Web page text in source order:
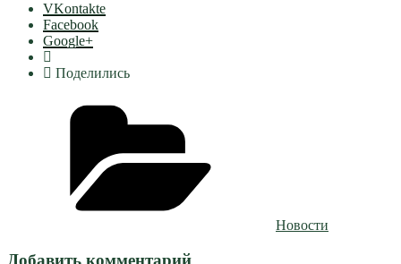
VKontakte
Facebook
Google+
Поделились
Новости
Добавить комментарий